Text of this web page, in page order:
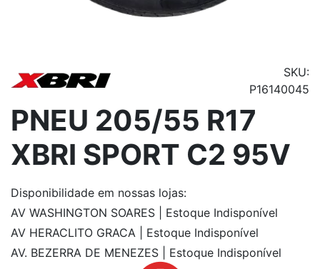
SKU:
P16140045
PNEU 205/55 R17
XBRI SPORT C2 95V
Disponibilidade em nossas lojas:
AV WASHINGTON SOARES | Estoque Indisponível
AV HERACLITO GRACA | Estoque Indisponível
AV. BEZERRA DE MENEZES | Estoque Indisponível